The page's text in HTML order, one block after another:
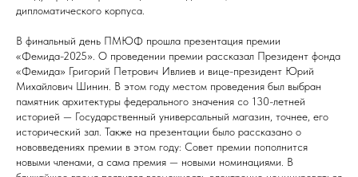
дипломатического корпуса.
В финальный день ПМЮФ прошла презентация премии
«Фемида-2025». О проведении премии рассказал Президент фонда
«Фемида» Григорий Петрович Ивлиев и вице-президент Юрий
Михайлович Шинин. В этом году местом проведения был выбран
памятник архитектуры федерального значения со 130-летней
историей — Государственный универсальный магазин, точнее, его
исторический зал. Также на презентации было рассказано о
нововведениях премии в этом году: Совет премии пополнится
новыми членами, а сама премия — новыми номинациями. В